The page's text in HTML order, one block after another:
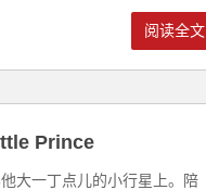
阅读全文
Prince
大一丁点儿的小行星上。陪